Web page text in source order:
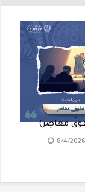
معاصِر)
8/4/